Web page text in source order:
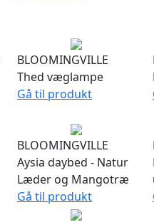
BLOOMINGVILLE
Thed væglampe
Gå til produkt
BLOOMINGVILLE
Aysia daybed - Natur
Læder og Mangotræ
Gå til produkt